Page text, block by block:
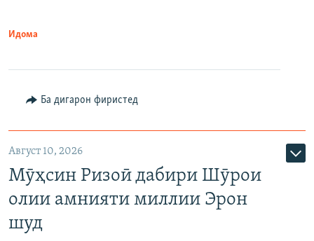
Идома
Ба дигарон фиристед
Август 10, 2026
Мӯҳсин Ризоӣ дабири Шӯрои
олии амнияти миллии Эрон
шуд